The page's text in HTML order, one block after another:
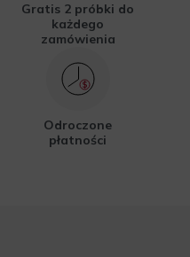
Gratis 2 próbki do
każdego
zamówienia
Odroczone
płatności